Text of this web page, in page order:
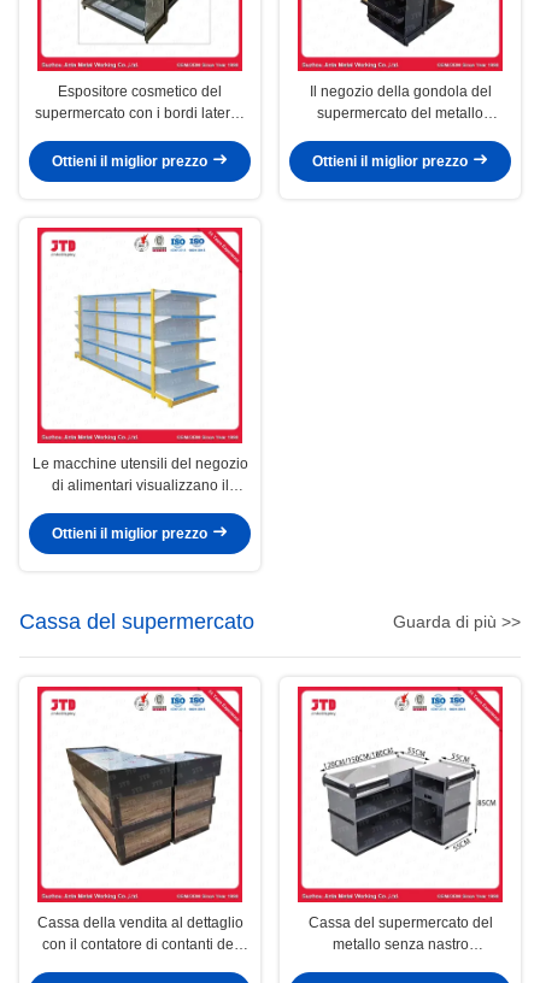
Espositore cosmetico del
supermercato con i bordi laterali
Ottieni il miglior prezzo
Il negozio della gondola del
supermercato del metallo
Ottieni il miglior prezzo
Le macchine utensili del negozio
di alimentari visualizzano il
scaffale
Ottieni il miglior prezzo
Cassa del supermercato Guarda di più >>
Cassa della vendita al dettaglio
con il contatore di contanti del
Cassa del supermercato del
metallo senza nastro